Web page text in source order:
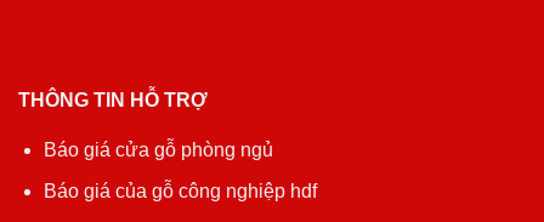
THÔNG TIN HỖ TRỢ
Báo giá cửa gỗ phòng ngủ
Báo giá của gỗ công nghiệp hdf